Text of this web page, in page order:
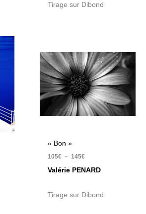
Tirage sur Dibond
« Bon »
105€ – 145€
prix :
105€
à
145€
Valérie PENARD
Tirage sur Dibond